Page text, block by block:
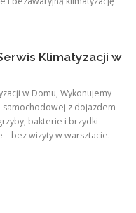
Klimatyzacji w
w Domu, Wykonujemy
z dojazdem
bakterie i brzydki
bez wizyty w warsztacie.